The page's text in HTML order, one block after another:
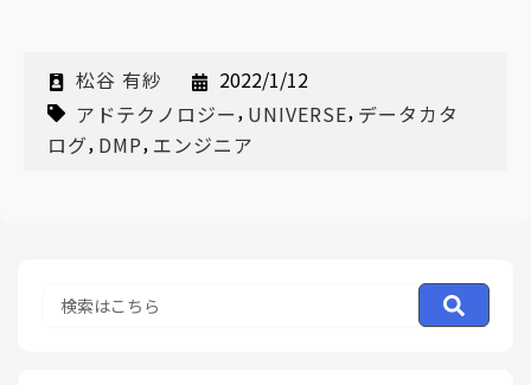
松谷 有紗
2022/1/12
アドテクノロジー, UNIVERSE, データカタ
ログ, DMP, エンジニア